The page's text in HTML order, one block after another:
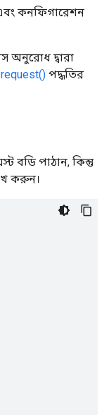
কনফিগারেশন
অনুরোধ দ্বারা
পদ্ধতির
বডি পাঠান, কিন্তু
করুন।